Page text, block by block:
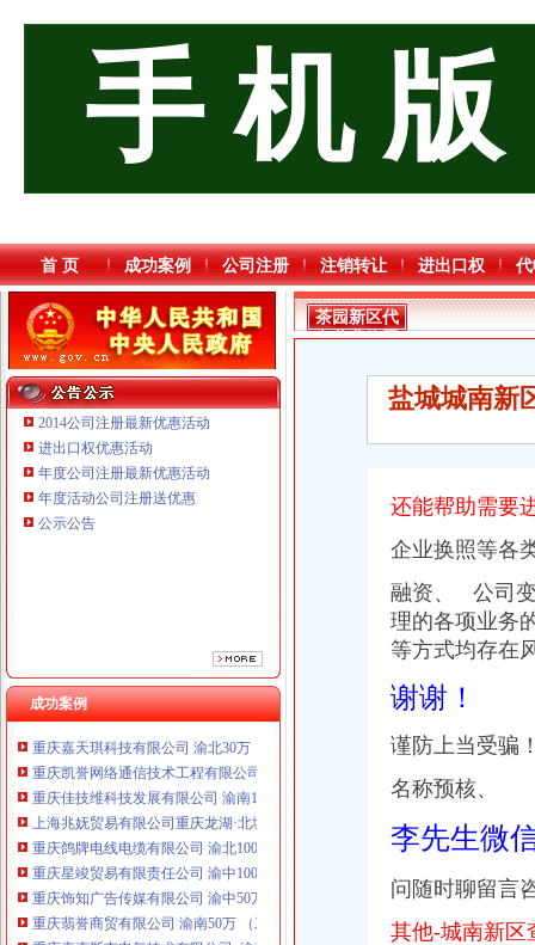
手 机 版
首 页 成功案例 公司注册 注销转让 进出口权
2014公司注册最新优惠活动
进出口权优惠活动
年度公司注册最新优惠活动
年度活动公司注册送优惠
公示公告
成功案例
重庆麦克斯韦电气技术有限公司 渝新 （工商注册）
重庆科米克商贸有限责任公司 渝北50万 （工商注册）
重庆欧氏科技发展有限公司 渝九50万 （进出口权）
重庆凯誉网络通信技术工程有限公司 渝中300万 （工商变更）
重庆佳技维科技发展有限公司 渝南100万 （进出口权）
上海兆妩贸易有限公司重庆龙湖·北城天街分公司 （工商注册）
重庆鸽牌电线电缆有限公司 渝北10010万 (进出口权)
重庆星竣贸易有限责任公司 渝中100万 （进出口权）
重庆饰知广告传媒有限公司 渝中50万 （工商注册）
重庆翡誉商贸有限公司 渝南50万 （工商注册）
重庆麦克斯韦电气技术有限公司 渝新 （工商注册）
茶园新区代
办营业执照
盐城城南新
还能帮助需要
企业换照等各
融资、 公司
理的各项业务
等方式均存在
谢谢！
谨防上当受骗
名称预核、
李先生微
问随时聊留言
其他-城南新区